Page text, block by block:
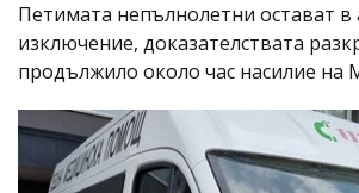
Петимата непълнолетни остават в
изключение, доказателствата
продължило около час насилие на